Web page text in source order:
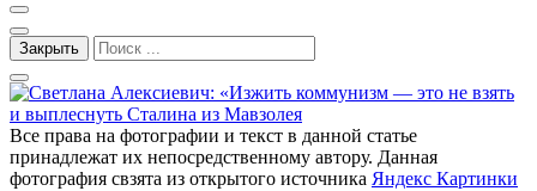
Закрыть
Все права на фотографии и текст в данной статье
принадлежат их непосредственному автору. Данная
фотография свзята из открытого источника Яндекс Картинки